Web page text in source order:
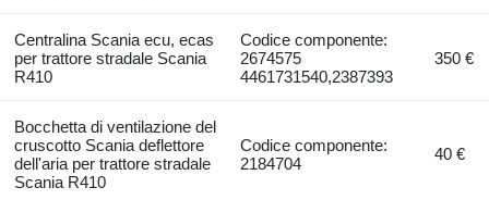
Centralina Scania ecu, ecas
per trattore stradale Scania
R410
Codice componente:
2674575
4461731540,2387393
350 €
Bocchetta di ventilazione del
cruscotto Scania deflettore
dell'aria per trattore stradale
Scania R410
Codice componente:
2184704
40 €